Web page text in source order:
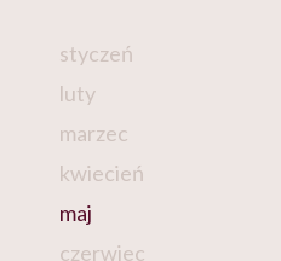
styczeń
luty
marzec
kwiecień
maj
czerwiec